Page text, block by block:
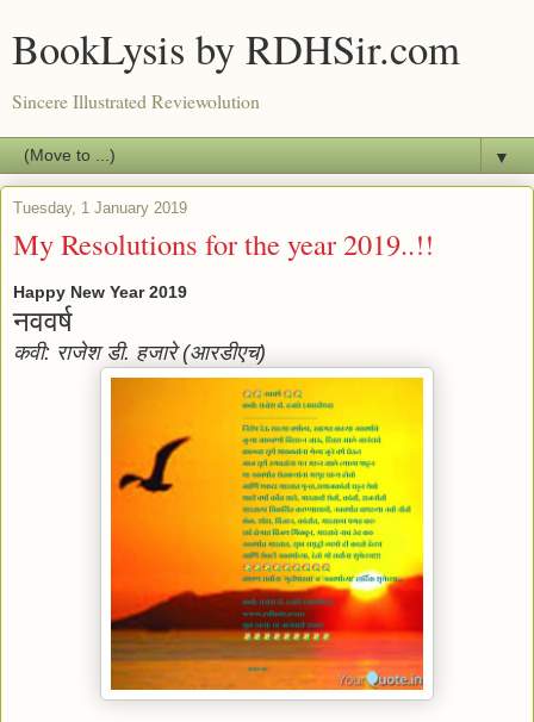
BookLysis by RDHSir.com
Sincere Illustrated Reviewolution
▼
Tuesday, 1 January 2019
My Resolutions for the year 2019..!!
Happy New Year 2019
नववर्ष
कवी: राजेश डी. हजारे (आरडीएच)